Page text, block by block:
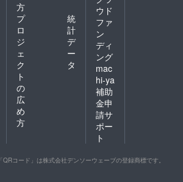
方
プ
ロ
ジ
ェ
ク
ト
の
広
め
方
統
計
デ
ー
タ
ウド
ファ
ン
ディ
ング
mac
hi-ya
補助
金申
請サ
ポー
ト
「QRコード」は株式会社デンソーウェーブの登録商標です。